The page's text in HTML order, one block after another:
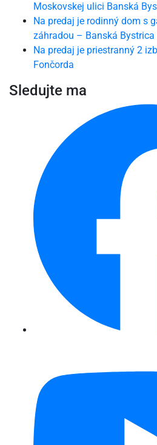
Moskovskej ulici Banská
Na predaj je rodinný dom s
záhradou – Banská Bystrica
Na predaj je priestranný 2
Fončorda
Sledujte ma